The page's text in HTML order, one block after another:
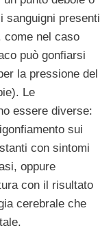
sanguigni presenti
come nel caso
può gonfiarsi
la pressione del
Le
essere diverse:
sui
con sintomi
oppure
con il risultato
cerebrale che